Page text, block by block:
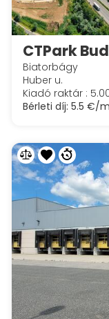
CTPark
Biatorbágy
Huber u.
Kiadó raktár :
Bérleti díj: 5.5 €/m